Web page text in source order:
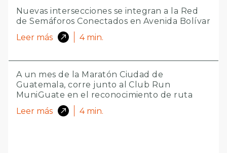
Nuevas intersecciones se integran a la Red
de Semáforos Conectados en Avenida Bolívar
Leer más
4 min.
A un mes de la Maratón Ciudad de
Guatemala, corre junto al Club Run
MuniGuate en el reconocimiento de ruta
Leer más
4 min.